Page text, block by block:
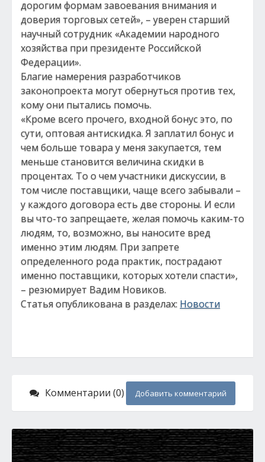
дорогим формам завоевания внимания и
доверия торговых сетей», – уверен старший
научный сотрудник «Академии народного
хозяйства при президенте Российской
Федерации».
Благие намерения разработчиков
законопроекта могут обернуться против тех,
кому они пытались помочь.
«Кроме всего прочего, входной бонус это, по
сути, оптовая антискидка. Я заплатил бонус и
чем больше товара у меня закупается, тем
меньше становится величина скидки в
процентах. То о чем участники дискуссии, в
том числе поставщики, чаще всего забывали –
у каждого договора есть две стороны. И если
вы что-то запрещаете, желая помочь каким-то
людям, то, возможно, вы наносите вред
именно этим людям. При запрете
определенного рода практик, пострадают
именно поставщики, которых хотели спасти»,
– резюмирует Вадим Новиков.
Статья опубликована в разделах: Новости
Комментарии (0) Добавить комментарий